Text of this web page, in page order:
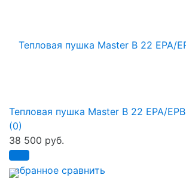
избранное сравнить
Тепловая пушка Master B 22 EPA/EPB
(0)
38 500 руб.